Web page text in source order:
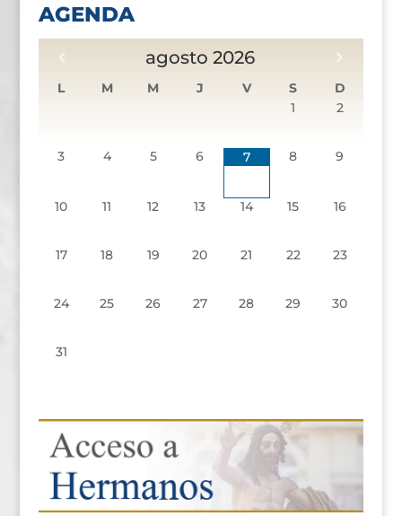
AGENDA
agosto 2026
L M M J V S
D
1
2
3 4 5 6 7 8 9
10 11 12 13 14 15 16
17 18 19 20 21 22 23
24 25 26 27 28 29 30
31